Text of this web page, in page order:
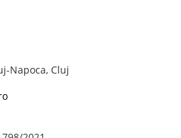
Napoca, Cluj